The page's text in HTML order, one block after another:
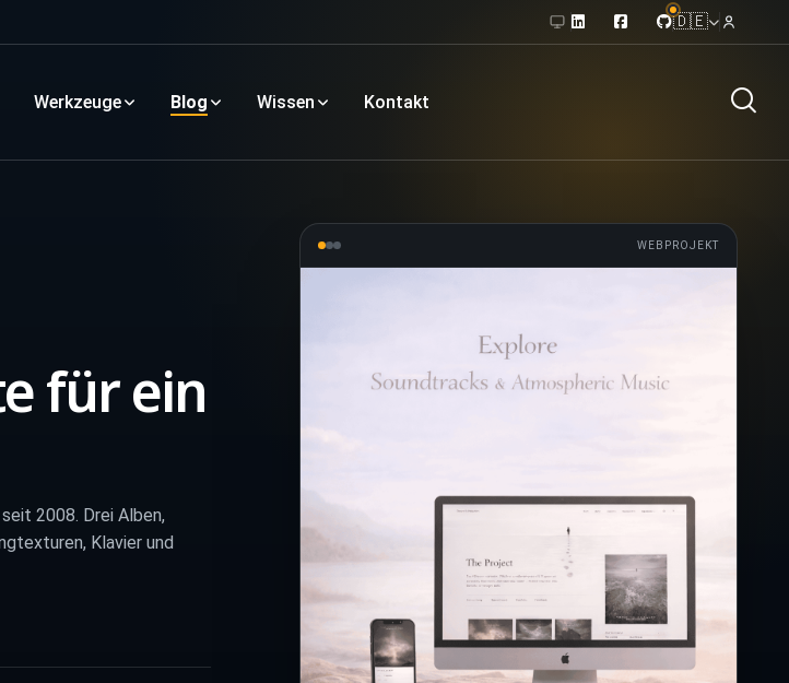
🇩🇪
Werkzeuge Blog Wissen Kontakt
für ein
2008. Drei Alben,
Klavier und
WEBPROJEKT